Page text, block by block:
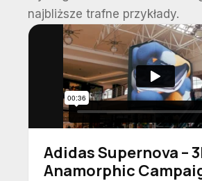
najbliższe trafne przykłady.
Adidas Supernova –
Anamorphic